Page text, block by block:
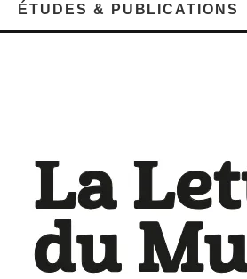
ÉTUDES & PUBLICATIONS